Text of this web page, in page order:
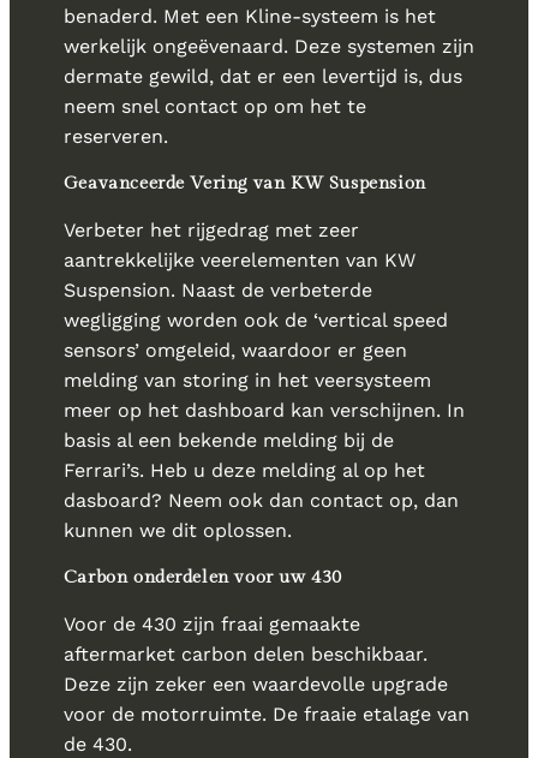
benaderd. Met een Kline-systeem is het
werkelijk ongeëvenaard. Deze systemen zijn
dermate gewild, dat er een levertijd is, dus
neem snel contact op om het te
reserveren.
Geavanceerde Vering van KW Suspension
Verbeter het rijgedrag met zeer
aantrekkelijke veerelementen van KW
Suspension. Naast de verbeterde
wegligging worden ook de ‘vertical speed
sensors’ omgeleid, waardoor er geen
melding van storing in het veersysteem
meer op het dashboard kan verschijnen. In
basis al een bekende melding bij de
Ferrari’s. Heb u deze melding al op het
dasboard? Neem ook dan contact op, dan
kunnen we dit oplossen.
Carbon onderdelen voor uw 430
Voor de 430 zijn fraai gemaakte
aftermarket carbon delen beschikbaar.
Deze zijn zeker een waardevolle upgrade
voor de motorruimte. De fraaie etalage van
de 430.